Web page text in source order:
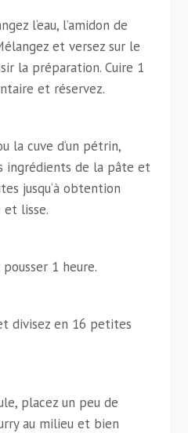
l‘eau, l’amidon de
et versez sur le
la préparation. Cuire 1
et réservez.
la cuve d‘un pétrin,
ingrédients de la pâte et
jusqu‘à obtention
et lisse.
1 heure.
divisez en 16 petites
placez un peu de
au milieu et bien